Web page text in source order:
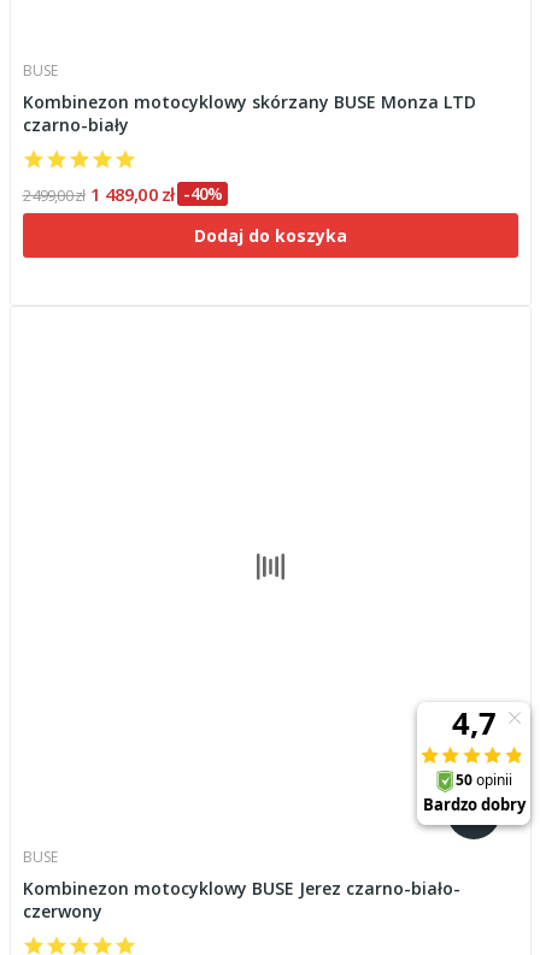
BUSE
Kombinezon motocyklowy skórzany BUSE Monza LTD
czarno-biały
2 499,00 zł 1 489,00 zł -40%
Dodaj do koszyka
BUSE
Kombinezon motocyklowy BUSE Jerez czarno-biało-
czerwony